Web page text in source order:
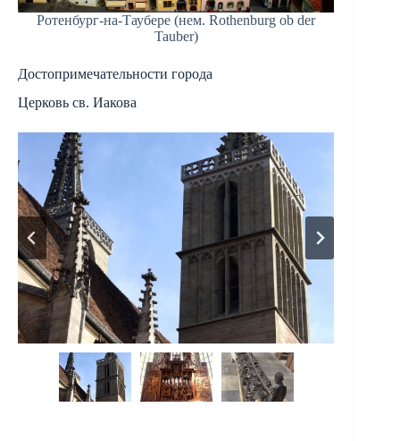
Ротенбург-на-Таубере (нем. Rothenburg ob der
Tauber)
Достопримечательности города
Церковь св. Иакова